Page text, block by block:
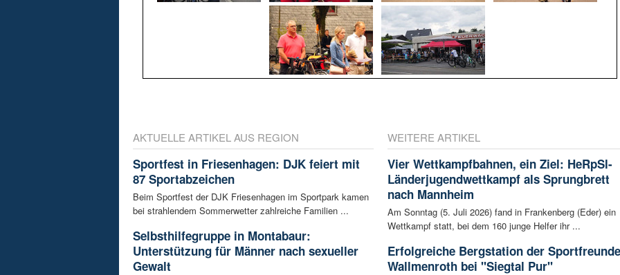
AKTUELLE ARTIKEL AUS REGION
Sportfest in Friesenhagen: DJK feiert mit
87 Sportabzeichen
Beim Sportfest der DJK Friesenhagen im Sportpark kamen
bei strahlendem Sommerwetter zahlreiche Familien ...
Selbsthilfegruppe in Montabaur:
Unterstützung für Männer nach sexueller
Gewalt
WEITERE ARTIKEL
Vier Wettkampfbahnen, ein Ziel: HeRpSl-
Länderjugendwettkampf als Sprungbrett
nach Mannheim
Am Sonntag (5. Juli 2026) fand in Frankenberg (Eder) ein
Wettkampf statt, bei dem 160 junge Helfer ihr ...
Erfolgreiche Bergstation der Sportfreunde
Wallmenroth bei "Siegtal Pur"